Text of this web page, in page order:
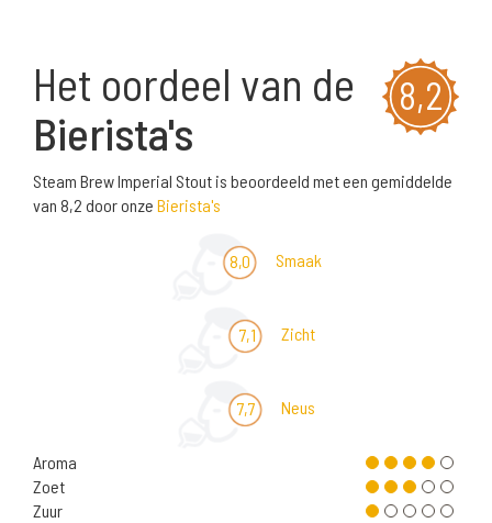
8,2
Het oordeel van de
Bierista's
Steam Brew Imperial Stout is beoordeeld met een gemiddelde
van 8,2 door onze Bierista's
8,0 Smaak
7,1 Zicht
7,7 Neus
Aroma
Zoet
Zuur